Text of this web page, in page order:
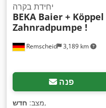
Remscheid 3,189 km
יחידת בקרה
BEKA Baier + Köppel
Zahnradpumpe !
פנה
מצב: חדש ,